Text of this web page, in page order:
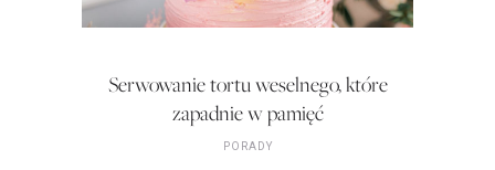
Serwowanie tortu weselnego, które
zapadnie w pamięć
PORADY